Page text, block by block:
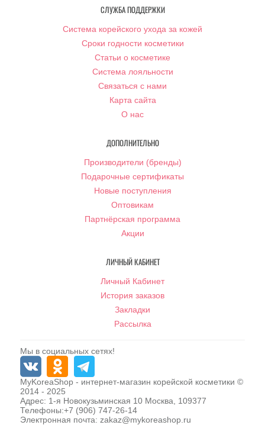
СЛУЖБА ПОДДЕРЖКИ
Система корейского ухода за кожей
Сроки годности косметики
Статьи о косметике
Система лояльности
Связаться с нами
Карта сайта
О нас
ДОПОЛНИТЕЛЬНО
Производители (бренды)
Подарочные сертификаты
Новые поступления
Оптовикам
Партнёрская программа
Акции
ЛИЧНЫЙ КАБИНЕТ
Личный Кабинет
История заказов
Закладки
Рассылка
Мы в социальных сетях!
MyKoreaShop - интернет-магазин корейской косметики ©
2014 - 2025
Адрес: 1-я Новокузьминская 10 Москва
109377
Телефоны:+7 (906) 747-26-14
Электронная почта: zakaz@mykoreashop.ru